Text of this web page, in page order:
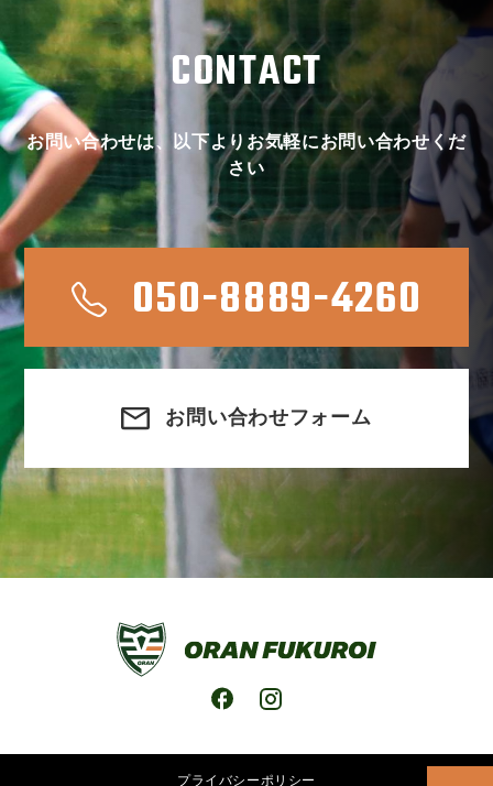
CONTACT
お問い合わせは、以下よりお気軽にお問い合わせくだ
さい
050-8889-4260
お問い合わせフォーム
プライバシーポリシー